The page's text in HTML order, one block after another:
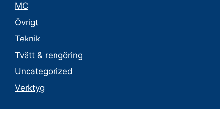
MC
Övrigt
Teknik
Tvätt & rengöring
Uncategorized
Verktyg